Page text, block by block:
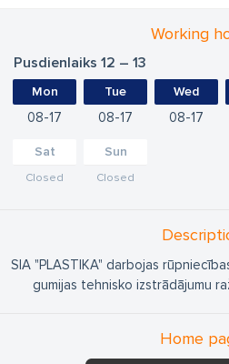
Working
Pusdienlaiks 12 – 13
Mon
08 17
Tue
08 17
Wed
08 17
Sat
Closed
Sun
Closed
SIA "PLASTIKA" darbojas
gumijas tehnisko izstrādājumu
Home